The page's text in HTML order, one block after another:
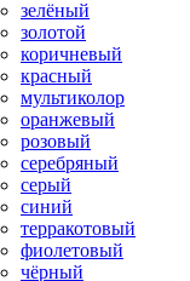
зелёный
золотой
коричневый
красный
мультиколор
оранжевый
розовый
серебряный
серый
синий
терракотовый
фиолетовый
чёрный